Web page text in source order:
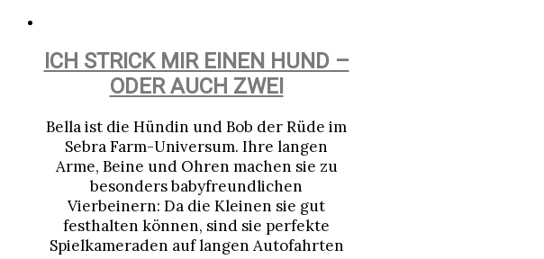
ICH STRICK MIR EINEN HUND –
ODER AUCH ZWEI
Bella ist die Hündin und Bob der Rüde im
Sebra Farm-Universum. Ihre langen
Arme, Beine und Ohren machen sie zu
besonders babyfreundlichen
Vierbeinern: Da die Kleinen sie gut
festhalten können, sind sie perfekte
Spielkameraden auf langen Autofahrten